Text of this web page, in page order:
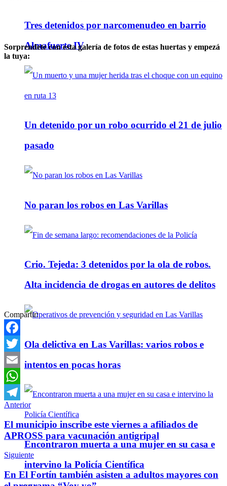
Tres detenidos por narcomenudeo en barrio
Almafuerte IV
Un detenido por un robo ocurrido el 21 de julio
pasado
No paran los robos en Las Varillas
Crio. Tejeda: 3 detenidos por la ola de robos.
Alta incidencia de drogas en autores de delitos
Ola delictiva en Las Varillas: varios robos e
intentos en pocas horas
Encontraron muerta a una mujer en su casa e
intervino la Policía Científica
Sorprendete con esta galería de fotos de estas huertas y empezá
la tuya:
Compartir:
Facebook
Twitter
Email
WhatsApp
Telegram
Anterior
El municipio inscribe este viernes a afiliados de
APROSS para vacunación antigripal
Siguiente
En El Fortín también asisten a adultos mayores con